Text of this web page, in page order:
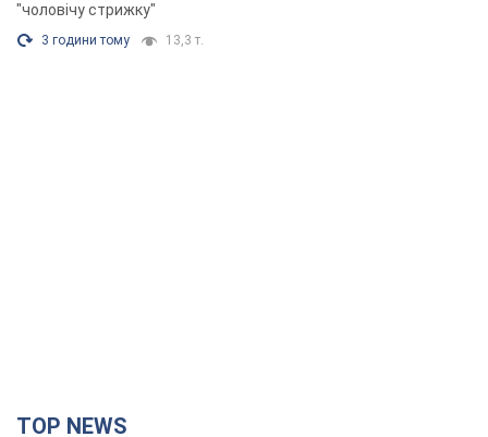
Зеленський вперше прибув до Сербії: